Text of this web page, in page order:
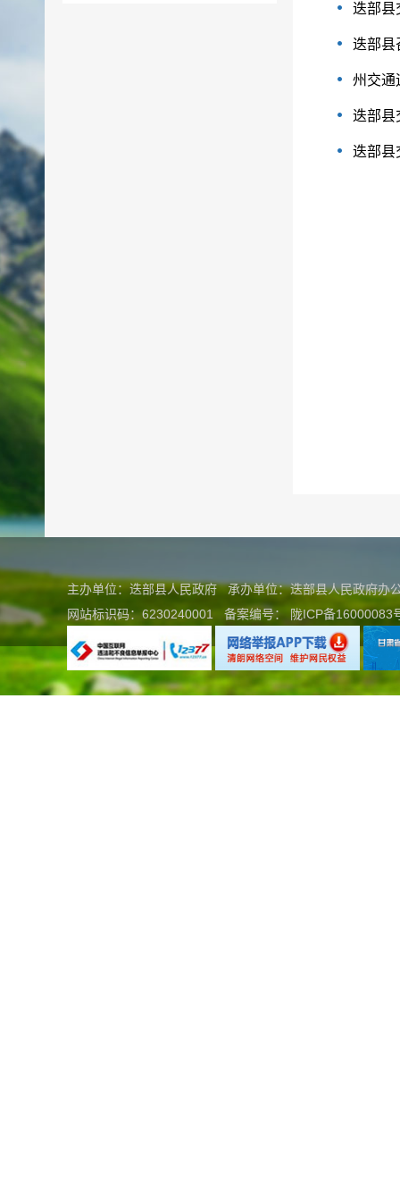
迭部县
迭部县
州交通
迭部县
迭部县
主办单位：迭部县人民政府 承办单位：迭部县人民政府
网站标识码：6230240001
备案编号： 陇ICP备16000083